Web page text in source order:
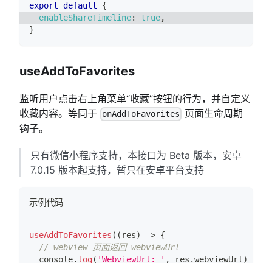
export default
{
enableShareTimeline: true,
}
useAddToFavorites
监听用户点击右上角菜单“收藏”按钮的行为，并自定义
收藏内容。等同于 onAddToFavorites
页面生命周期
钩子。
只有微信小程序支持，本接口为 Beta 版本，安卓
7.0.15 版本起支持，暂只在安卓平台支持
示例代码
useAddToFavorites ( ( res) => {
// webview 页面返回 webviewUrl
console. log( 'WebviewUrl: ' , res .webviewUrl )